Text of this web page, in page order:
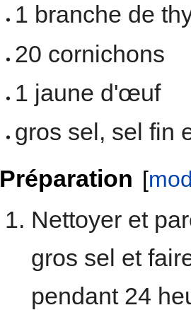
1 branche de
20 cornichons
1 jaune d'œuf
gros sel, sel fin
Préparation [
Nettoyer et
gros sel et
pendant 24